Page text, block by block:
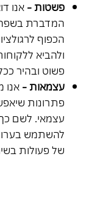
פשטות - אנו
המדברת בשפה
הכפוף
ולהביא
פשוט ובהיר
עצמאות - אנו
פתרונות
עצמאי. לשם
להשתמש
של פעולות